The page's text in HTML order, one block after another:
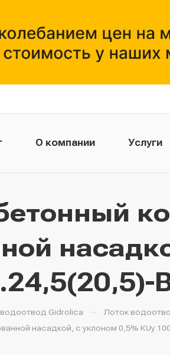
О компании Услуги
Gidrolica — Лоток
насадкой, с уклоном 0,5% КUу